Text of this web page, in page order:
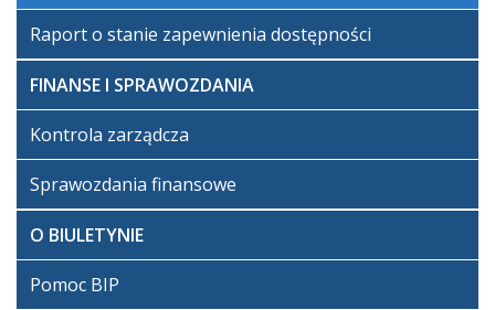
Raport o stanie zapewnienia dostępności
FINANSE I SPRAWOZDANIA
Kontrola zarządcza
Sprawozdania finansowe
O BIULETYNIE
Pomoc BIP